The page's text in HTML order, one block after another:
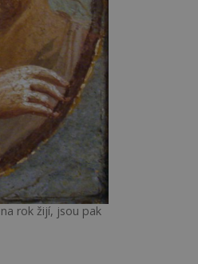
rok žijí, jsou pak